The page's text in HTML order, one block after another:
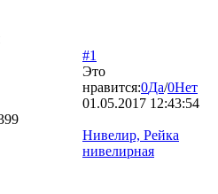
#1
Это
нравится:0Да/0Нет
01.05.2017 12:43:54
Нивелир, Рейка
нивелирная